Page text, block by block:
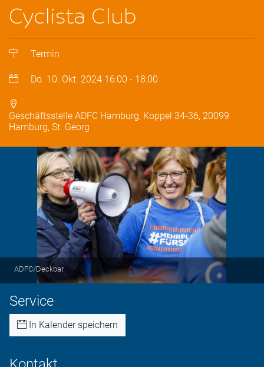
Cyclista Club
Termin
Do. 10. Okt. 2024 16:00 - 18:00
Geschäftsstelle ADFC Hamburg, Koppel 34-36, 20099
Hamburg, St. Georg
ADFC/Deckbar
Service
In Kalender speichern